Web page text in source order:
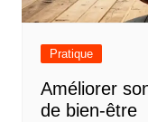
Pratique
Améliorer
de bien-être